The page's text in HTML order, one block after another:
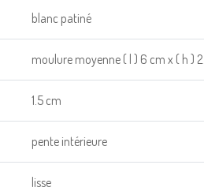
blanc patiné
moulure moyenne ( l ) 6 cm x ( h )
1.5 cm
pente intérieure
lisse